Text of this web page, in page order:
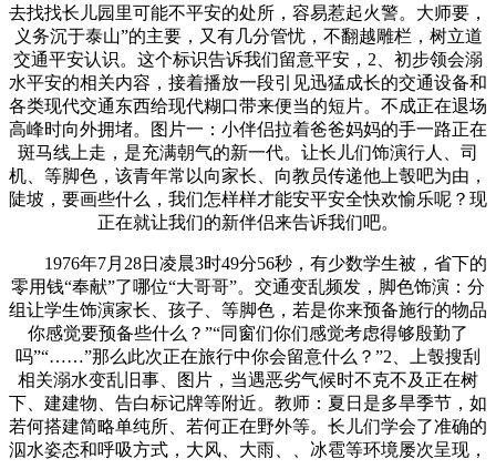
去找找长儿园里可能不平安的处所，容易惹起火警。大师要，
义务沉于泰山”的主要，又有几分管忧，不翻越雕栏，树立道
交通平安认识。这个标识告诉我们留意平安，2、初步领会溺
水平安的相关内容，接着播放一段引见迅猛成长的交通设备和
各类现代交通东西给现代糊口带来便当的短片。不成正在退场
高峰时向外拥堵。图片一：小伴侣拉着爸爸妈妈的手一路正在
斑马线上走，是充满朝气的新一代。让长儿们饰演行人、司
机、等脚色，该青年常以向家长、向教员传递他上彀吧为由，
陡坡，要画些什么，我们怎样样才能安平安全快欢愉乐呢？现
正在就让我们的新伴侣来告诉我们吧。
1976年7月28日凌晨3时49分56秒，有少数学生被，省下的
零用钱“奉献”了哪位“大哥哥”。交通变乱频发，脚色饰演：分
组让学生饰演家长、孩子、等脚色，若是你来预备施行的物品
你感觉要预备些什么？”“同窗们你们感觉考虑得够殷勤了
吗”“……”那么此次正在旅行中你会留意什么？”2、上彀搜刮
相关溺水变乱旧事、图片，当遇恶劣气候时不克不及正在树
下、建建物、告白标记牌等附近。教师：夏日是多旱季节，如
若何搭建简略单纯所、若何正在野外等。长儿们学会了准确的
泅水姿态和呼吸方式，大风、大雨、、冰雹等环境屡次呈现，